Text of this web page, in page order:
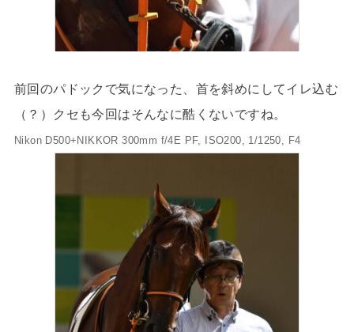
前回のパドックで気になった、首を斜めにしてイレ込む
（？）クセも今回はそんなに酷くないですね。
Nikon D500+NIKKOR 300mm f/4E PF, ISO200, 1/1250, F4